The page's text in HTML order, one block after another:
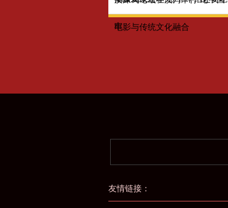
牢
电影与传统文化融合
友情链接：